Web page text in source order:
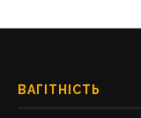
ВАГІТНІСТЬ